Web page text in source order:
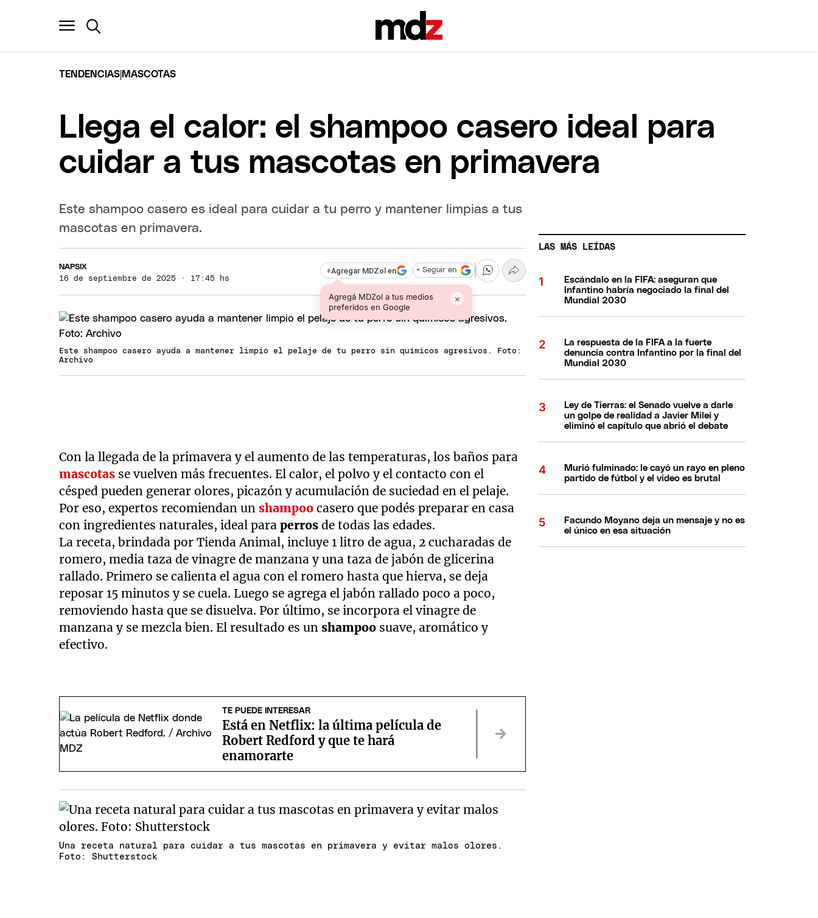
TENDENCIAS MASCOTAS
Llega el calor: el shampoo casero ideal para
cuidar a tus mascotas en primavera
Este shampoo casero es ideal para cuidar a tu perro y mantener limpias a tus
mascotas en primavera.
NAPSIX
16 de septiembre de 2025 · 17:45 hs
+Agregar MDZol en
Agregá MDZol a tus medios
preferidos en Google
×
+ Seguir en
Este shampoo casero ayuda a mantener limpio el pelaje de tu perro sin químicos agresivos. Foto:
Archivo
Con la llegada de la primavera y el aumento de las temperaturas, los baños para
mascotas se vuelven más frecuentes. El calor, el polvo y el contacto con el
césped pueden generar olores, picazón y acumulación de suciedad en el pelaje.
Por eso, expertos recomiendan unshampoo casero que podés preparar en casa
con ingredientes naturales, ideal paraperrosde todas las edades.
La receta, brindada por Tienda Animal, incluye 1 litro de agua, 2 cucharadas de
romero, media taza de vinagre de manzana y una taza de jabón de glicerina
rallado. Primero se calienta el agua con el romero hasta que hierva, se deja
reposar 15 minutos y se cuela. Luego se agrega el jabón rallado poco a poco,
removiendo hasta que se disuelva. Por último, se incorpora el vinagre de
manzana y se mezcla bien. El resultado es unshampoo suave, aromático y
efectivo.
TE PUEDE INTERESAR
Está en Netflix: la última película de
Robert Redford y que te hará
enamorarte
Una receta natural para cuidar a tus mascotas en primavera y evitar malos olores.
Foto: Shutterstock
LAS MÁS LEÍDAS
Escándalo en la FIFA: aseguran que
Infantino habría negociado la final del
Mundial 2030
La respuesta de la FIFA a la fuerte
denuncia contra Infantino por la final del
Mundial 2030
Ley de Tierras: el Senado vuelve a darle
un golpe de realidad a Javier Milei y
eliminó el capítulo que abrió el debate
Murió fulminado: le cayó un rayo en pleno
partido de fútbol y el video es brutal
Facundo Moyano deja un mensaje y no es
el único en esa situación